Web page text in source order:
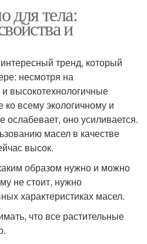
для тела:
и
тренд, который
несмотря на
высокотехнологичные
всему экологичному и
ослабевает, оно усиливается.
масел в качестве
высок.
образом нужно и можно
не стоит, нужно
характеристиках масел.
что все растительные